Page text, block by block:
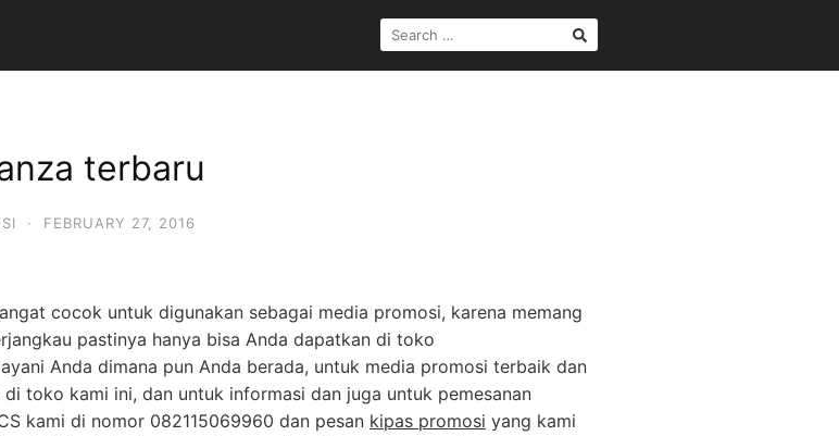
SEARCH
FOR:
terbaru
· FEBRUARY 27, 2016
cocok untuk digunakan sebagai media promosi, karena memang
pastinya hanya bisa Anda dapatkan di toko
Anda dimana pun Anda berada, untuk media promosi terbaik dan
toko kami ini, dan untuk informasi dan juga untuk pemesanan
kami di nomor 082115069960 dan pesan kipas promosi yang kami